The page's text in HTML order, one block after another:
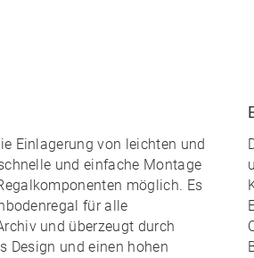
Einlagerung von leichten und
und einfache Montage
möglich. Es
für alle
und überzeugt durch
Design und einen hohen